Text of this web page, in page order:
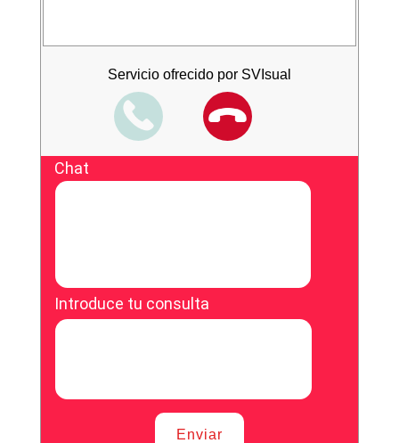
Servicio ofrecido por SVIsual
Chat
Introduce tu consulta
Enviar